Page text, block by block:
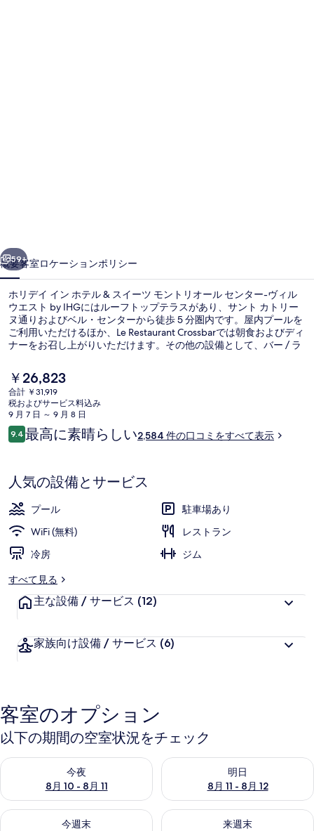
テ
ル
&
ス
イ
ー
ツ
モ
ン
リ
オ
ー
ル
セ
ー-
ル
ウ
エ
ス
ト
by
59+
概要客室ロケーションポリシー
ホリデイ イン ホテル & スイーツ モントリオール センター-ヴィル
ウエスト by IHGにはルーフトップテラスがあり、サント カトリー
ヌ通りおよびベル・センターから徒歩 5 分圏内です。屋内プールを
ご利用いただけるほか、Le Restaurant Crossbarでは朝食およびディ
ナーをお召し上がりいただけます。その他の設備として、バー / ラ
行者は周辺の公共交通機関が充実している点を気に入っています。
地下鉄 ボナヴァンチュール駅までは 8 分で、地下鉄 ギイ コンコー
ディア駅までは 10 分です。
現
在
の
料
金
は
す
￥26,823
合計 ￥31,919
税およびサービス料込み
9 月 7 日 ～ 9 月 8 日
口
コ
9.410段階中9.4
最高に素晴らしい2,584 件の口コミをすべて表示
人気の設備とサービス
プール
駐車場あり
WiFi (無料)
レストラン
冷房
ジム
すべて見る
主な設備 / サービス (12)
家族向け設備 / サービス (6)
客室のオプション
以下の期間の空室状況をチェック
今夜
8月 10 - 8月 11
今夜 8月 10 - 8月 11 の空室状況をチェック
明日
8月 11 - 8月 12
明日 8月 11 - 8月 12 の空室状
今週末
今週末 8月 14 - 8月 16 の空室状況をチェック
来週末
来週末 8月 21 - 8月 23 の空室